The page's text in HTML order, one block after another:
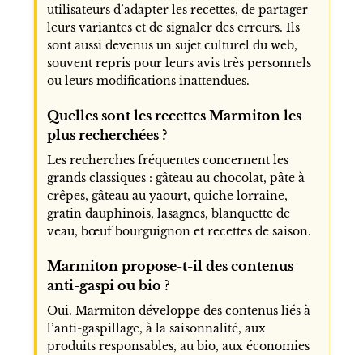
utilisateurs d’adapter les recettes, de partager
leurs variantes et de signaler des erreurs. Ils
sont aussi devenus un sujet culturel du web,
souvent repris pour leurs avis très personnels
ou leurs modifications inattendues.
Quelles sont les recettes Marmiton les
plus recherchées ?
Les recherches fréquentes concernent les
grands classiques : gâteau au chocolat, pâte à
crêpes, gâteau au yaourt, quiche lorraine,
gratin dauphinois, lasagnes, blanquette de
veau, bœuf bourguignon et recettes de saison.
Marmiton propose-t-il des contenus
anti-gaspi ou bio ?
Oui. Marmiton développe des contenus liés à
l’anti-gaspillage, à la saisonnalité, aux
produits responsables, au bio, aux économies